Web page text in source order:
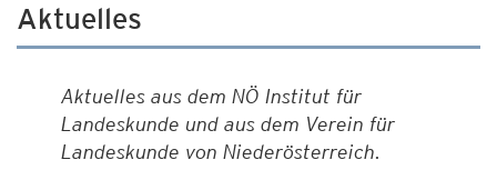
Aktuelles
Aktuelles aus dem NÖ Institut für
Landeskunde und aus dem Verein für
Landeskunde von Niederösterreich.